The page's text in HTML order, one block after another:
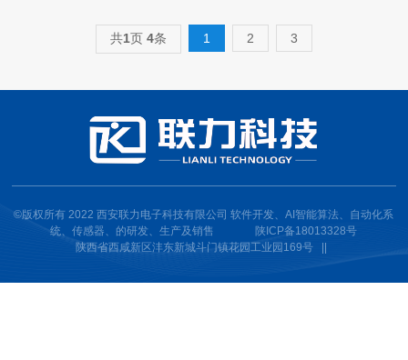
共1页 4条 1 2 3
©版权所有 2022 西安联力电子科技有限公司 软件开发、AI智能算法、自动化系
统、传感器、的研发、生产及销售
陕ICP备18013328号
陕西省西咸新区沣东新城斗门镇花园工业园169号 ||